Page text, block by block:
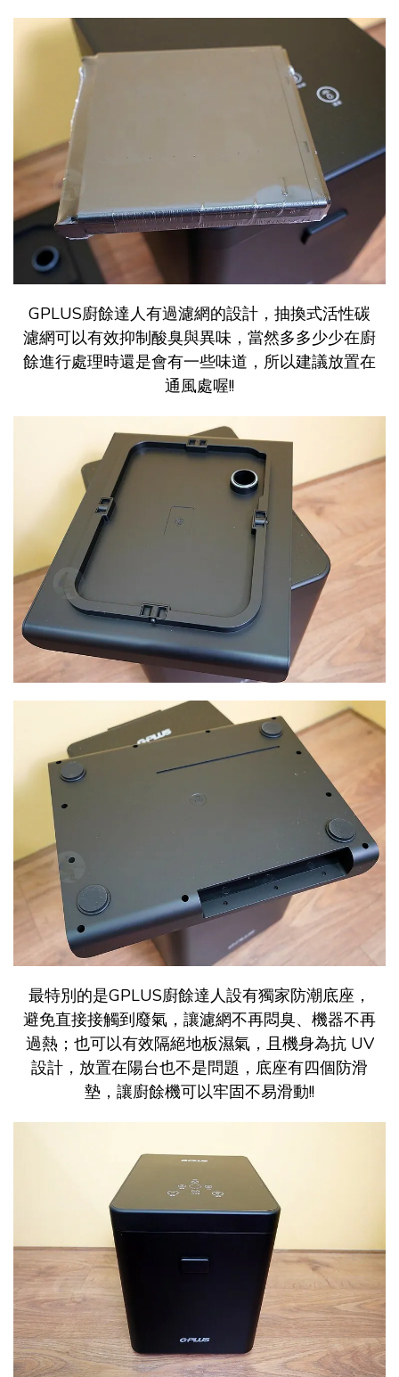
GPLUS廚餘達人有過濾網的設計，抽換式活性碳
濾網可以有效抑制酸臭與異味，當然多多少少在廚
餘進行處理時還是會有一些味道，所以建議放置在
通風處喔!!
最特別的是GPLUS廚餘達人設有獨家防潮底座，
避免直接接觸到廢氣，讓濾網不再悶臭、機器不再
過熱；也可以有效隔絕地板濕氣，且機身為抗 UV
設計，放置在陽台也不是問題，底座有四個防滑
墊，讓廚餘機可以牢固不易滑動!!